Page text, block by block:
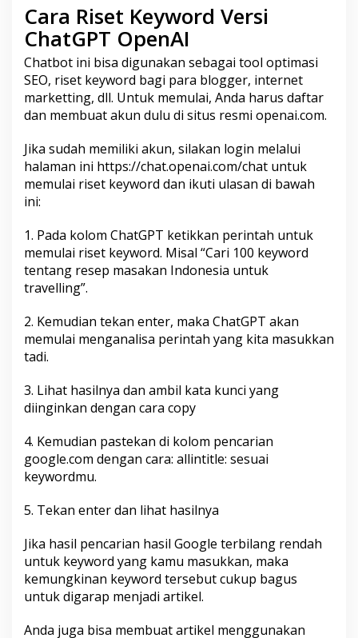
Cara Riset Keyword Versi
ChatGPT OpenAI
Chatbot ini bisa digunakan sebagai tool optimasi
SEO, riset keyword bagi para blogger, internet
marketting, dll. Untuk memulai, Anda harus daftar
dan membuat akun dulu di situs resmi openai.com.
Jika sudah memiliki akun, silakan login melalui
halaman ini https://chat.openai.com/chat untuk
memulai riset keyword dan ikuti ulasan di bawah
ini:
1. Pada kolom ChatGPT ketikkan perintah untuk
memulai riset keyword. Misal “Cari 100 keyword
tentang resep masakan Indonesia untuk
travelling”.
2. Kemudian tekan enter, maka ChatGPT akan
memulai menganalisa perintah yang kita masukkan
tadi.
3. Lihat hasilnya dan ambil kata kunci yang
diinginkan dengan cara copy
4. Kemudian pastekan di kolom pencarian
google.com dengan cara: allintitle: sesuai
keywordmu.
5. Tekan enter dan lihat hasilnya
Jika hasil pencarian hasil Google terbilang rendah
untuk keyword yang kamu masukkan, maka
kemungkinan keyword tersebut cukup bagus
untuk digarap menjadi artikel.
Anda juga bisa membuat artikel menggunakan